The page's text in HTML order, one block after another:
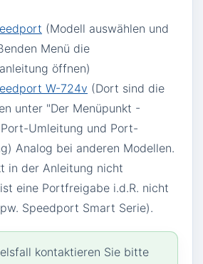
(Modell auswählen und
Menü die
öffnen)
W-724v (Dort sind die
unter "Der Menüpunkt -
Umleitung und Port-
Analog bei anderen Modellen.
in der Anleitung nicht
eine Portfreigabe i.d.R. nicht
Speedport Smart Serie).
kontaktieren Sie bitte